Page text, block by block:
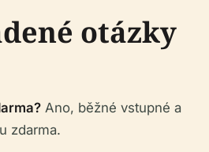
otázky
Ano, běžné vstupné a
zdarma.